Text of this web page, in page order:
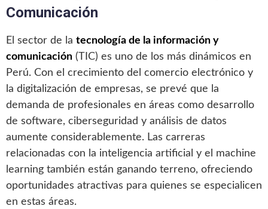
Comunicación
El sector de la tecnología de la información y
comunicación (TIC) es uno de los más dinámicos en
Perú. Con el crecimiento del comercio electrónico y
la digitalización de empresas, se prevé que la
demanda de profesionales en áreas como desarrollo
de software, ciberseguridad y análisis de datos
aumente considerablemente. Las carreras
relacionadas con la inteligencia artificial y el machine
learning también están ganando terreno, ofreciendo
oportunidades atractivas para quienes se especialicen
en estas áreas.